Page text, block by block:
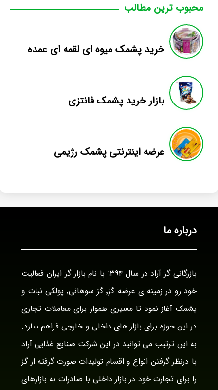
محبوب ترین مطالب
خرید پشمک میوه ای لقمه ای عمده
بازار خرید پشمک فانتزی
عرضه اینترنتی پشمک رژیمی
درباره ما
بازرگانی گز آراد در سال ۱۳۹۴ با نام بازار گز ایران فعالیت
خود رو در زمینه ی عرضه گز٬ گز سوهانی٬ پولکی نبات و
پشمک آغاز نمود تا مسیری هموار برای معاملات تجاری
در این حوزه برای بازار های داخلی و خارجی فراهم سازد.
به این ترتیب می توانید در این شرکت صنایع غذایی آراد
با درنظر گرفتن انواع و اقسام تولیدات صورت گرفته از گز
را برای تجارت خود در بازار داخلی با صادرات به بازارهای